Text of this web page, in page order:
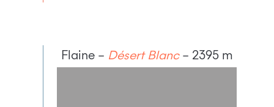
Flaine – Désert Blanc– 2395 m